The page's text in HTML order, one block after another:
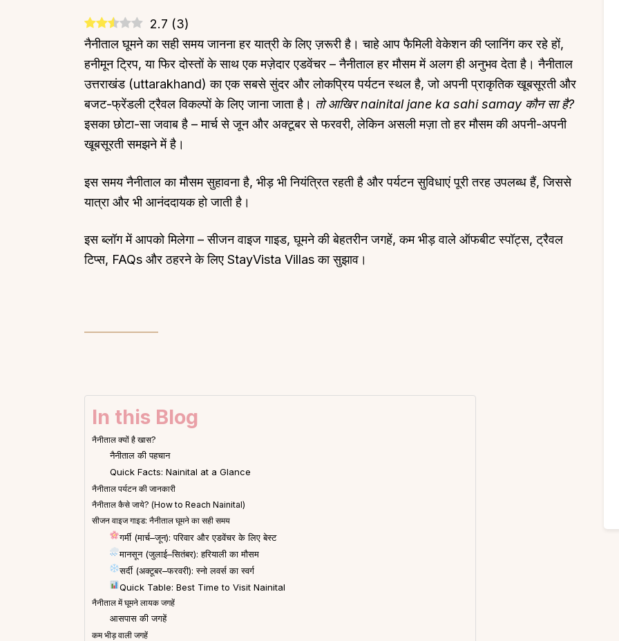
2.7 (3)
नैनीताल घूमने का सही समय जानना हर यात्री के लिए ज़रूरी है। चाहे आप फैमिली वेकेशन की प्लानिंग कर रहे हों,
हनीमून ट्रिप, या फिर दोस्तों के साथ एक मज़ेदार एडवेंचर – नैनीताल हर मौसम में अलग ही अनुभव देता है। नैनीताल
उत्तराखंड (uttarakhand) का एक सबसे सुंदर और लोकप्रिय पर्यटन स्थल है, जो अपनी प्राकृतिक खूबसूरती और
बजट-फ्रेंडली ट्रैवल विकल्पों के लिए जाना जाता है। तो आखिर nainital jane ka sahi samay कौन सा है?
इसका छोटा-सा जवाब है – मार्च से जून और अक्टूबर से फरवरी, लेकिन असली मज़ा तो हर मौसम की अपनी-अपनी
खूबसूरती समझने में है।
इस समय नैनीताल का मौसम सुहावना है, भीड़ भी नियंत्रित रहती है और पर्यटन सुविधाएं पूरी तरह उपलब्ध हैं, जिससे
यात्रा और भी आनंददायक हो जाती है।
इस ब्लॉग में आपको मिलेगा – सीजन वाइज गाइड, घूमने की बेहतरीन जगहें, कम भीड़ वाले ऑफबीट स्पॉट्स, ट्रैवल
टिप्स, FAQs और ठहरने के लिए StayVista Villas का सुझाव।
In this Blog
नैनीताल क्यों है खास?
नैनीताल की पहचान
Quick Facts: Nainital at a Glance
नैनीताल पर्यटन की जानकारी
नैनीताल कैसे जाये? (How to Reach Nainital)
सीजन वाइज गाइड: नैनीताल घूमने का सही समय
गर्मी (मार्च–जून): परिवार और एडवेंचर के लिए बेस्ट
मानसून (जुलाई–सितंबर): हरियाली का मौसम
सर्दी (अक्टूबर–फरवरी): स्नो लवर्स का स्वर्ग
Quick Table: Best Time to Visit Nainital
नैनीताल में घूमने लायक जगहें
आसपास की जगहें
कम भीड़ वाली जगहें